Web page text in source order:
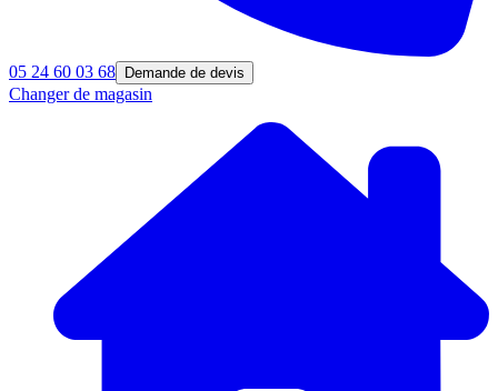
05 24 60 03 68 Demande de devis
Changer de magasin